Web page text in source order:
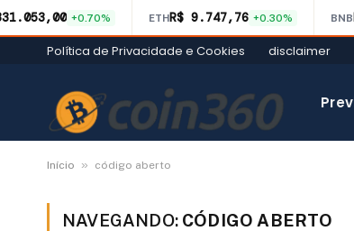
+0.70% ETHR$ 9.747,76 +0.30% BNB
Política de Privacidade e Cookies disclaimer
Início » código aberto
NAVEGANDO: CÓDIGO ABERTO